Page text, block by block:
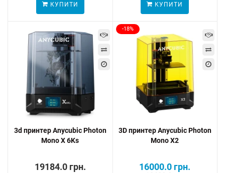
КУПИТИ КУПИТИ
3d принтер Anycubic Photon
Mono X 6Ks
19184.0 грн.
-18%
3D принтер Anycubic Photon
Mono X2
16000.0 грн.